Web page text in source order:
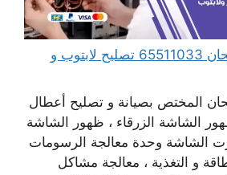
مهندس كمبيوتر صبحان 65511033 تصليح لابتوب و
المختص بصيانة و تصليح أعطال
الشاشة الزرقاء ، ظهور الشاشة
الشاشة وحدة معالجة الرسومات
و التغذية ، معالجة مشاكل